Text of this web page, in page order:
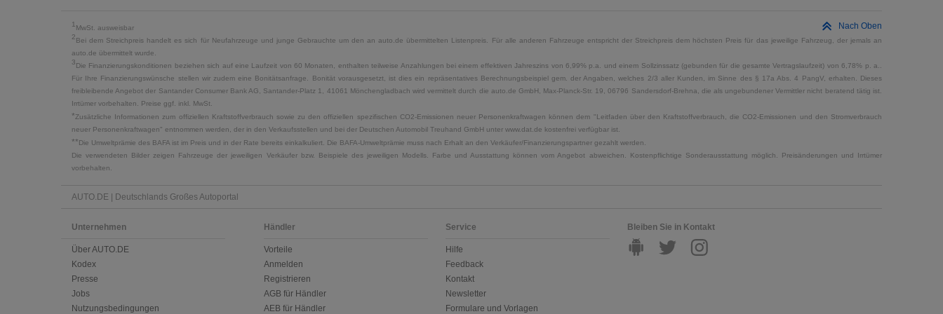
Nach Oben
1 MwSt. ausweisbar
2Bei dem Streichpreis handelt es sich für Neufahrzeuge und junge Gebrauchte um den an auto.de übermittelten Listenpreis. Für alle anderen Fahrzeuge entspricht der Streichpreis dem höchsten Preis für das jeweilige Fahrzeug, der jemals an
auto.de übermittelt wurde.
3Die Finanzierungskonditionen beziehen sich auf eine Laufzeit von 60 Monaten, enthalten teilweise Anzahlungen bei einem effektiven Jahreszins von 6,99% p.a. und einem Sollzinssatz (gebunden für die gesamte Vertragslaufzeit) von 6,78% p. a..
Für Ihre Finanzierungswünsche stellen wir zudem eine Bonitätsanfrage. Bonität vorausgesetzt, ist dies ein repräsentatives Berechnungsbeispiel gem. der Angaben, welches 2/3 aller Kunden, im Sinne des § 17a Abs. 4 PangV, erhalten. Dieses
freibleibende Angebot der Santander Consumer Bank AG, Santander-Platz 1, 41061 Mönchengladbach wird vermittelt durch die auto.de GmbH, Max-Planck-Str. 19, 06796 Sandersdorf-Brehna, die als ungebundener Vermittler nicht beratend tätig ist.
Irrtümer vorbehalten. Preise ggf. inkl. MwSt.
*Zusätzliche Informationen zum offiziellen Kraftstoffverbrauch sowie zu den offiziellen spezifischen CO2-Emissionen neuer Personenkraftwagen können dem "Leitfaden über den Kraftstoffverbrauch, die CO2-Emissionen und den Stromverbrauch
neuer Personenkraftwagen" entnommen werden, der in den Verkaufsstellen und bei der Deutschen Automobil Treuhand GmbH unter www.dat.de kostenfrei verfügbar ist.
**Die Umweltprämie des BAFA ist im Preis und in der Rate bereits einkalkuliert. Die BAFA-Umweltprämie muss nach Erhalt an den Verkäufer/Finanzierungspartner gezahlt werden.
Die verwendeten Bilder zeigen Fahrzeuge der jeweiligen Verkäufer bzw. Beispiele des jeweiligen Modells. Farbe und Ausstattung können vom Angebot abweichen. Kostenpflichtige Sonderausstattung möglich. Preisänderungen und Irrtümer
vorbehalten.
AUTO.DE | Deutschlands Großes Autoportal
Unternehmen
Über AUTO.DE
Kodex
Presse
Jobs
Nutzungsbedingungen
Händler
Vorteile
Anmelden
Registrieren
AGB für Händler
AEB für Händler
Service
Hilfe
Feedback
Kontakt
Newsletter
Formulare und Vorlagen
Bleiben Sie in Kontakt